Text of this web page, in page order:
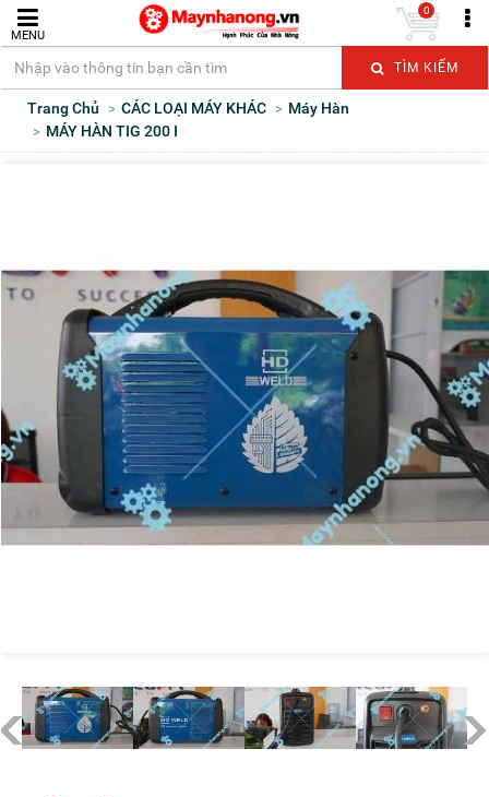
MENU
TÌM KIẾM
0
Trang Chủ CÁC LOẠI MÁY KHÁC
Máy Hàn
MÁY HÀN TIG 200 I